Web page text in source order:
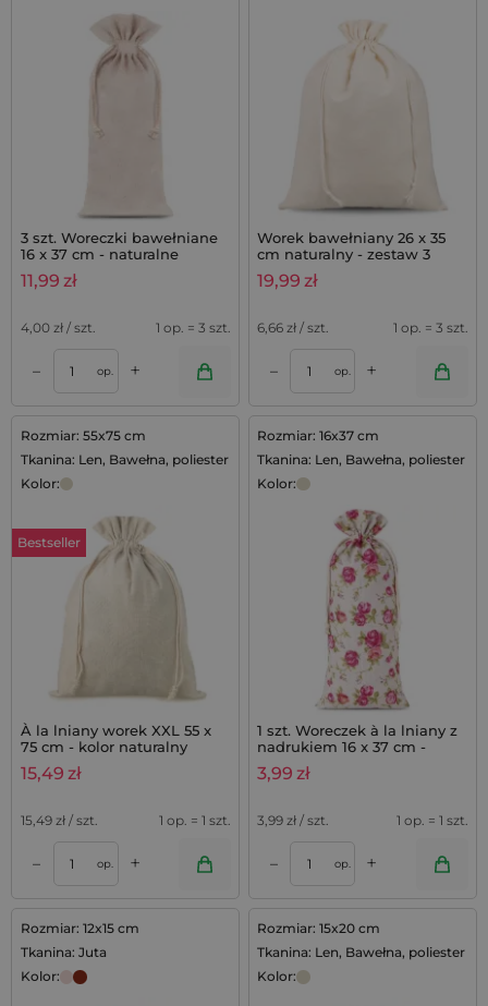
3 szt. Woreczki bawełniane
16 x 37 cm - naturalne
11,99 zł
4,00 zł / szt. 1 op. = 3 szt.
– op. +
Worek bawełniany 26 x 35
cm naturalny - zestaw 3
sztuk
19,99 zł
6,66 zł / szt. 1 op. = 3 szt.
– op. +
Rozmiar: 55x75 cm
Tkanina: Len, Bawełna, poliester
Kolor:
Bestseller
À la lniany worek XXL 55 x
75 cm - kolor naturalny
15,49 zł
15,49 zł / szt. 1 op. = 1 szt.
– op. +
Rozmiar: 16x37 cm
Tkanina: Len, Bawełna, poliester
Kolor:
1 szt. Woreczek à la lniany z
nadrukiem 16 x 37 cm -
naturalne / róże
3,99 zł
3,99 zł / szt. 1 op. = 1 szt.
– op. +
Rozmiar: 12x15 cm
Tkanina: Juta
Kolor:
Rozmiar: 15x20 cm
Tkanina: Len, Bawełna, poliester
Kolor: